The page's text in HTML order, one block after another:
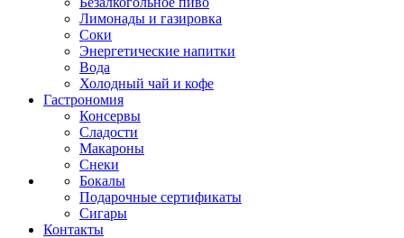
Лимонады и газировка
Соки
Энергетические напитки
Вода
Холодный чай и кофе
Гастрономия
Консервы
Сладости
Макароны
Снеки
Бокалы
Подарочные сертификаты
Сигары
Контакты